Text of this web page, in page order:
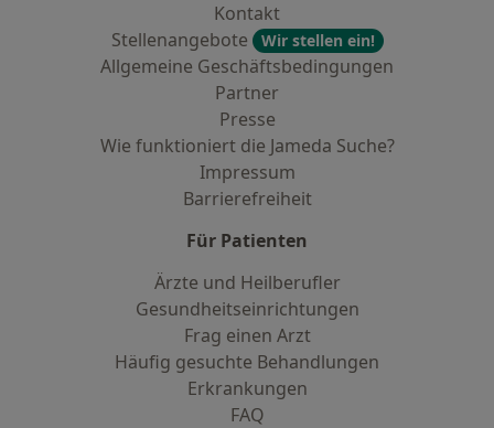
Kontakt
Stellenangebote
Wir stellen ein!
Allgemeine Geschäftsbedingungen
Partner
Presse
Wie funktioniert die Jameda Suche?
Impressum
Barrierefreiheit
Für Patienten
Ärzte und Heilberufler
Gesundheitseinrichtungen
Frag einen Arzt
Häufig gesuchte Behandlungen
Erkrankungen
FAQ